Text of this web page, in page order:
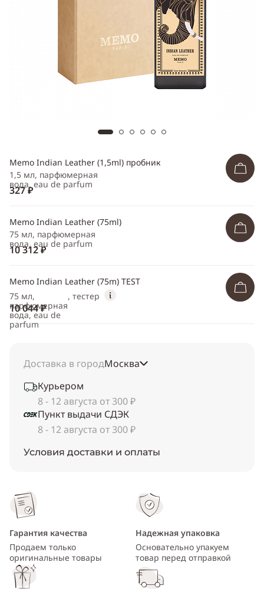
WhatsApp
Viber
ВКонтакте
Одноклассники
Memo Indian Leather (1,5ml) пробник
1,5 мл, парфюмерная
вода, eau de parfum
327 ₽
Memo Indian Leather (75ml)
75 мл, парфюмерная
вода, eau de parfum
10 312 ₽
Memo Indian Leather (75m) TEST
75 мл,
парфюмерная
вода, eau de
parfum
, тестер
10 044 ₽
Доставка в городМосква
Курьером
8 - 12 августа от 300 ₽
Пункт выдачи СДЭК
8 - 12 августа от 300 ₽
Условия доставки и оплаты
Гарантия качества
Продаем только
оригинальные товары
Надежная упаковка
Основательно упакуем
товар перед отправкой